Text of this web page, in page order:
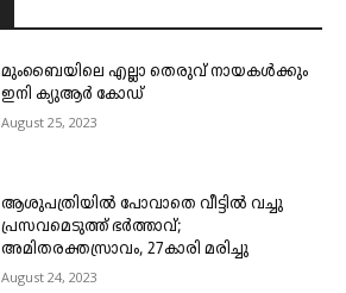
മുംബൈയിലെ എല്ലാ തെരുവ് നായകൾക്കും
ഇനി ക്യുആർ കോഡ്
August 25, 2023
ആശുപത്രിയിൽ പോവാതെ വീട്ടിൽ വച്ചു
പ്രസവമെടുത്ത് ഭർത്താവ്;
അമിതരക്തസ്രാവം, 27കാരി മരിച്ചു
August 24, 2023